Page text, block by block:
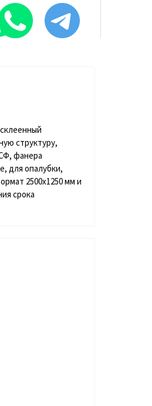
структуру,
фанера
для опалубки,
2500x1250 мм и
срока